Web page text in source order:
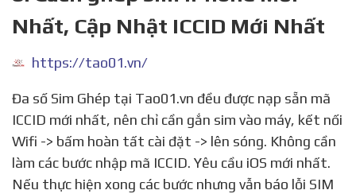
Nhất, Cập Nhật ICCID Mới Nhất
https://tao01.vn/
Đa số Sim Ghép tại Tao01.vn đều được nạp sẵn mã
ICCID mới nhất, nên chỉ cần gắn sim vào máy, kết nối
Wifi -> bấm hoàn tất cài đặt -> lên sóng. Không cần
làm các bước nhập mã ICCID. Yêu cầu iOS mới nhất.
Nếu thực hiện xong các bước nhưng vẫn báo lỗi SIM